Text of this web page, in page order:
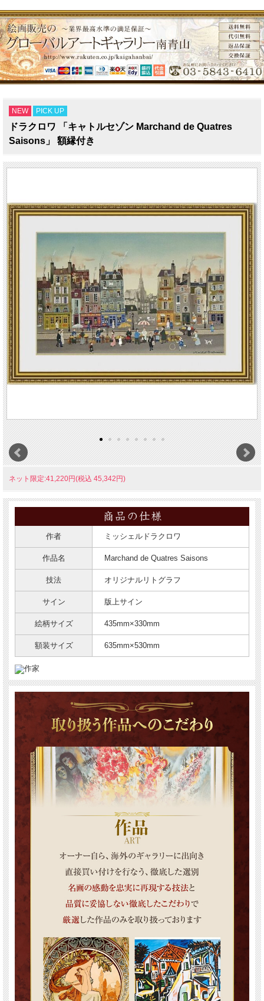
NEW PICK UP
ドラクロワ 「キャトルセゾン Marchand de Quatres
Saisons」 額縁付き
ネット限定:41,220円(税込 45,342円)
作者 ミッシェルドラクロワ
作品名 Marchand de Quatres Saisons
技法 オリジナルリトグラフ
サイン 版上サイン
絵柄サイズ 435mm×330mm
額装サイズ 635mm×530mm